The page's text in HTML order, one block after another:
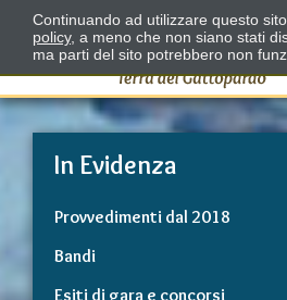
In Evidenza
Provvedimenti dal 2018
Bandi
Esiti di gara e concorsi
Continuando ad utilizzare questo
policy, a meno che non siano stati
ma parti del sito potrebbero non